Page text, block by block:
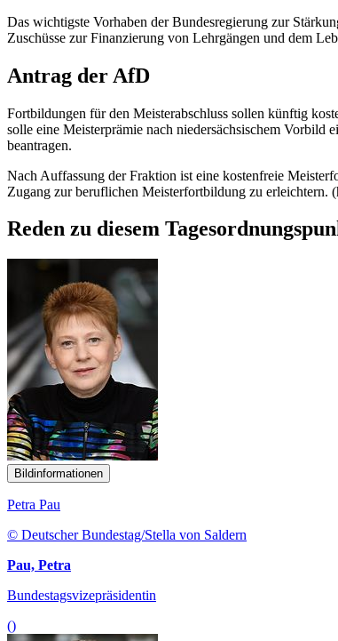
Das wichtigste Vorhaben der Bundesregierung zur
Zuschüsse zur Finanzierung von Lehrgängen und dem
Antrag der AfD
Fortbildungen für den Meisterabschluss sollen künftig
solle eine Meisterprämie nach niedersächsischem
beantragen.
Nach Auffassung der Fraktion ist eine kostenfreie
Zugang zur beruflichen Meisterfortbildung zu erleichtern.
Reden zu diesem
Bildinformationen
Petra Pau
© Deutscher Bundestag/Stella von Saldern
Pau, Petra
Bundestagsvizepräsidentin
()